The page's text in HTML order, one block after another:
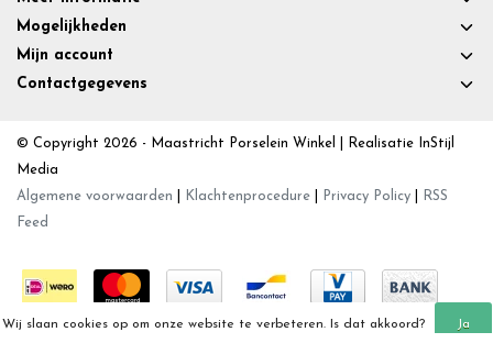
Mogelijkheden
Mijn account
Contactgegevens
© Copyright 2026 - Maastricht Porselein Winkel | Realisatie InStijl
Media
Algemene voorwaarden
Klachtenprocedure Privacy Policy
RSS
Feed
Wij slaan cookies op om onze website te verbeteren. Is dat akkoord? Ja